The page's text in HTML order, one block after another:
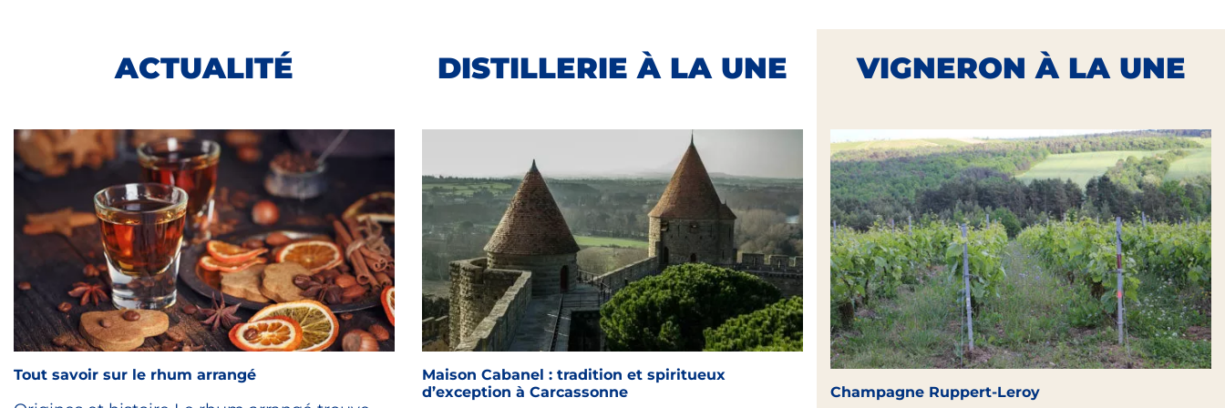
ACTUALITÉ
Tout savoir sur le rhum arrangé
DISTILLERIE À LA UNE
Maison Cabanel : tradition et spiritueux
d’exception à Carcassonne
VIGNERON À LA UNE
Champagne Ruppert-Leroy